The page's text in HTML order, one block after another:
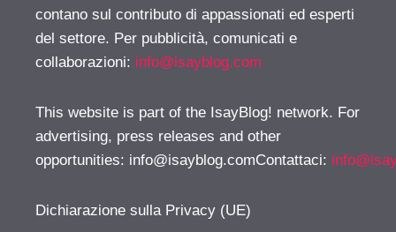
contano sul contributo di appassionati ed esperti
del settore. Per pubblicità, comunicati e
collaborazioni: info@isayblog.com
This website is part of the IsayBlog! network. For
advertising, press releases and other
opportunities: info@isayblog.comContattaci:
Dichiarazione sulla Privacy (UE)